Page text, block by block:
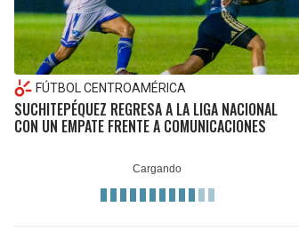
FÚTBOL CENTROAMÉRICA
SUCHITEPÉQUEZ REGRESA A LA LIGA NACIONAL
CON UN EMPATE FRENTE A COMUNICACIONES